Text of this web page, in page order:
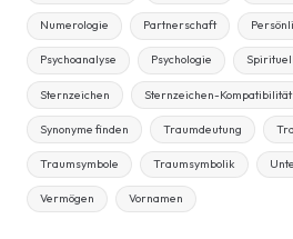
Numerologie Partnerschaft
Psychoanalyse Psychologie
Sternzeichen Sternzeichen-Kompatibilität
Synonyme finden Traumdeutung
Traumsymbole Traumsymbolik
Vermögen Vornamen